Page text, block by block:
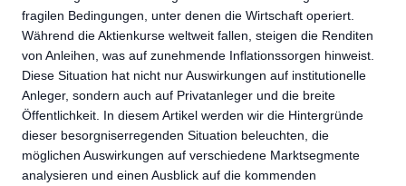
fragilen Bedingungen, unter denen die Wirtschaft operiert.
Während die Aktienkurse weltweit fallen, steigen die Renditen
von Anleihen, was auf zunehmende Inflationssorgen hinweist.
Diese Situation hat nicht nur Auswirkungen auf institutionelle
Anleger, sondern auch auf Privatanleger und die breite
Öffentlichkeit. In diesem Artikel werden wir die Hintergründe
dieser besorgniserregenden Situation beleuchten, die
möglichen Auswirkungen auf verschiedene Marktsegmente
analysieren und einen Ausblick auf die kommenden